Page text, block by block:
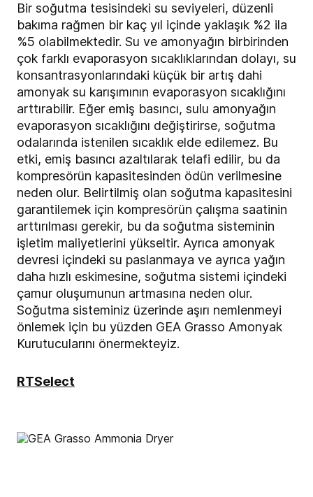
Bir soğutma tesisindeki su seviyeleri, düzenli
bakıma rağmen bir kaç yıl içinde yaklaşık %2 ila
%5 olabilmektedir. Su ve amonyağın birbirinden
çok farklı evaporasyon sıcaklıklarından dolayı, su
konsantrasyonlarındaki küçük bir artış dahi
amonyak su karışımının evaporasyon sıcaklığını
arttırabilir. Eğer emiş basıncı, sulu amonyağın
evaporasyon sıcaklığını değiştirirse, soğutma
odalarında istenilen sıcaklık elde edilemez. Bu
etki, emiş basıncı azaltılarak telafi edilir, bu da
kompresörün kapasitesinden ödün verilmesine
neden olur. Belirtilmiş olan soğutma kapasitesini
garantilemek için kompresörün çalışma saatinin
arttırılması gerekir, bu da soğutma sisteminin
işletim maliyetlerini yükseltir. Ayrıca amonyak
devresi içindeki su paslanmaya ve ayrıca yağın
daha hızlı eskimesine, soğutma sistemi içindeki
çamur oluşumunun artmasına neden olur.
Soğutma sisteminiz üzerinde aşırı nemlenmeyi
önlemek için bu yüzden GEA Grasso Amonyak
Kurutucularını önermekteyiz.
RTSelect